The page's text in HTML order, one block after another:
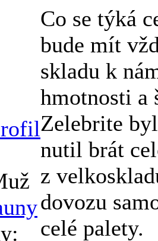
Co se týká
bude mít
skladu k
hmotnosti a
Zelebrite
nutil brát
z
dovozu
celé palety.